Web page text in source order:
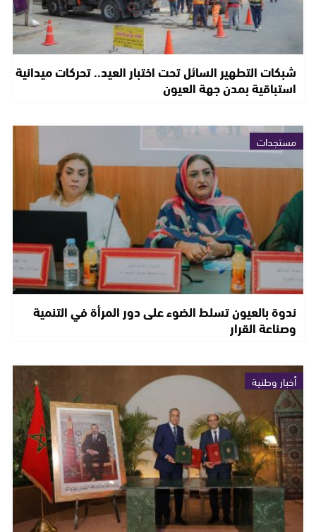
شبكات التطهير السائل تحت اختبار العيد.. تحركات ميدانية
استباقية بمدن جهة العيون
مستجدات
ندوة بالعيون تسلط الضوء على دور المرأة في التنمية
وصناعة القرار
أخبار وطنية